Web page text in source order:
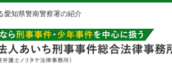
愛知県警南警察署の紹介